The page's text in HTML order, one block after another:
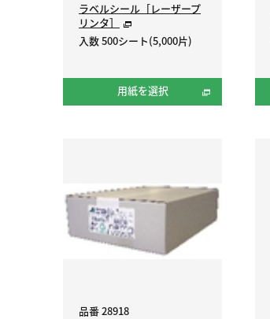
ラベルシール［レーザープ
リンタ］
入数 500シート(5,000片)
用紙を選択
品番 28918